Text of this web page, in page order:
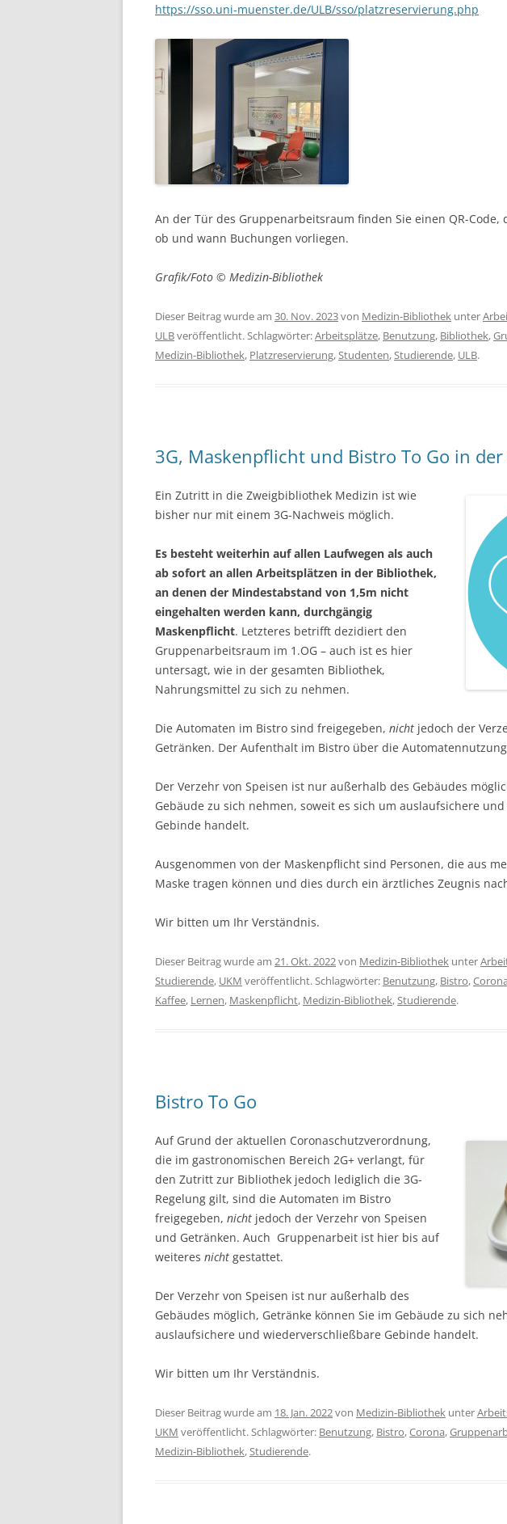
https://sso.uni-muenster.de/ULB/sso/platzreservierung.php
An der Tür des Gruppenarbeitsraum finden Sie einen QR-
ob und wann Buchungen vorliegen.
Grafik/Foto © Medizin-Bibliothek
Dieser Beitrag wurde am 30. Nov. 2023von Medizin-Bibliothek unter
ULBveröffentlicht. Schlagwörter:Arbeitsplätze, Benutzung, Bibliothek,
Medizin-Bibliothek, Platzreservierung, Studenten, Studierende, ULB.
3G, Maskenpflicht und Bistro To Go in der
Ein Zutritt in die Zweigbibliothek Medizin ist wie
bisher nur mit einem 3G-Nachweis möglich.
Es besteht weiterhin auf allen Laufwegen als auch
ab sofort an allen Arbeitsplätzen in der Bibliothek,
an denen der Mindestabstand von 1,5m nicht
eingehalten werden kann, durchgängig
Maskenpflicht. Letzteres betrifft dezidiert den
Gruppenarbeitsraum im 1.OG – auch ist es hier
untersagt, wie in der gesamten Bibliothek,
Nahrungsmittel zu sich zu nehmen.
Die Automaten im Bistro sind freigegeben, nicht jedoch der
Getränken. Der Aufenthalt im Bistro über die
Der Verzehr von Speisen ist nur außerhalb des Gebäudes
Gebäude zu sich nehmen, soweit es sich um auslaufsichere
Gebinde handelt.
Ausgenommen von der Maskenpflicht sind Personen, die aus
Maske tragen können und dies durch ein ärztliches Zeugnis
Wir bitten um Ihr Verständnis.
Dieser Beitrag wurde am 21. Okt. 2022von Medizin-Bibliothek unter
Studierende, UKM veröffentlicht. Schlagwörter: Benutzung, Bistro,Corona
Kaffee, Lernen, Maskenpflicht, Medizin-Bibliothek, Studierende.
Bistro To Go
Auf Grund der aktuellen Coronaschutzverordnung,
die im gastronomischen Bereich 2G+ verlangt, für
den Zutritt zur Bibliothek jedoch lediglich die 3G-
Regelung gilt, sind die Automaten im Bistro
freigegeben, nicht jedoch der Verzehr von Speisen
und Getränken. Auch Gruppenarbeit ist hier bis auf
weiteres nicht gestattet.
Der Verzehr von Speisen ist nur außerhalb des
Gebäudes möglich, Getränke können Sie im Gebäude zu sich
auslaufsichere und wiederverschließbare Gebinde handelt.
Wir bitten um Ihr Verständnis.
Dieser Beitrag wurde am 18. Jan. 2022von Medizin-Bibliothek unter
UKM veröffentlicht. Schlagwörter: Benutzung, Bistro,Corona,
Medizin-Bibliothek, Studierende.